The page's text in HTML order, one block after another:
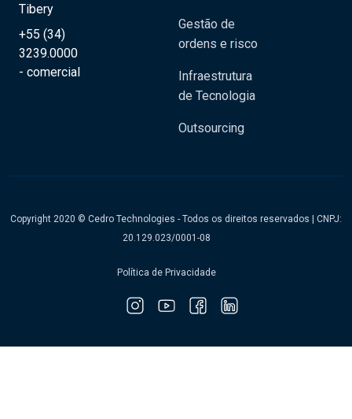
Tibery
+55 (34)
3239.0000
- comercial
Gestão de
ordens e risco
Infraestrutura
de Tecnologia
Outsourcing
Copyright 2020 © Cedro Technologies - Todos os direitos reservados | CNPJ:
20.129.023/0001-08
Política de Privacidade